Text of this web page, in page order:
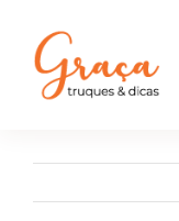
Receitas